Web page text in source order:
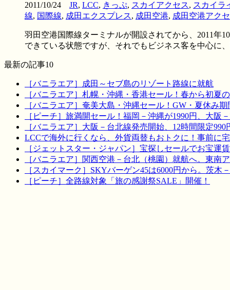
2011/10/24 JR, LCC, きっぷ, スカイアクセス, スカイラ
線, 国際線, 成田エクスプレス, 成田空港, 成田空港アク
羽田空港国際線ターミナルが開設されてから、2011年
できている状態ですが、それでもビジネス客を中心に
最新の記事10
［バニラエア］成田～セブ島のリゾート路線に就航
［バニラエア］札幌・沖縄・香港セール！春から初夏
［バニラエア］奄美大島・沖縄セール！GW・夏休み期
［ピーチ］旅満開セール！福岡－沖縄が1990円、大阪
［バニラエア］大阪－台北線発売開始、12時間限定990
LCCで海外に行くなら、外貨両替もおトクに！事前に
［ジェットスター・ジャパン］宝探しセールでお宝運
［バニラエア］関西空港－台北（桃園）就航へ。東南
［スカイマーク］SKYバーゲン45は6000円から。茨木
［ピーチ］全路線対象「旅の感謝祭SALE」開催！